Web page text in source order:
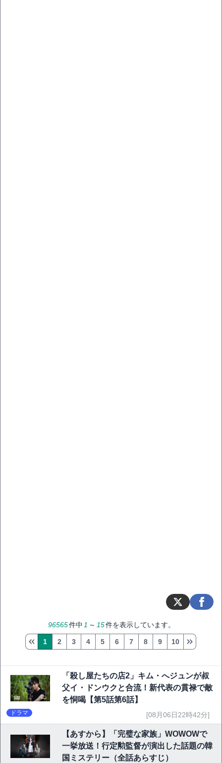
96565件中 1 ～ 15件を表示しています。
1 2 3 4 5 6 7 8 9 10
「殺し屋たちの店2」キム・へジュンが叔
父イ・ドンウクと合流！新代表の貫禄で敵
を恫喝【第5話第6話】
ドラマ [08月06日22時42分]
【あすから】「完璧な家族」WOWOWで
一挙放送！行定勲監督が演出した話題の韓
国ミステリー（全話あらすじ）